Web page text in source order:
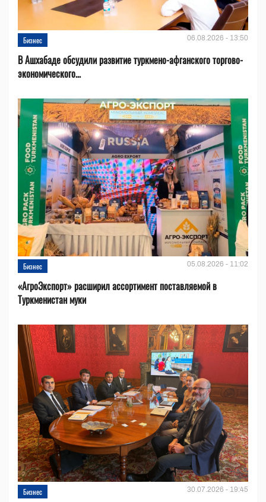
Бизнес 06.08.2026 - 13:50
В Ашхабаде обсудили развитие туркмено-афганского торгово-
экономического...
Бизнес 05.08.2026 - 11:02
«АгроЭкспорт» расширил ассортимент поставляемой в
Туркменистан муки
Бизнес 30.07.2026 - 19:45